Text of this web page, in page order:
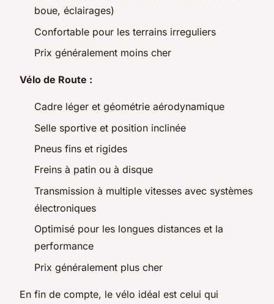
boue, éclairages)
Confortable pour les terrains irreguliers
Prix généralement moins cher
Vélo de Route :
Cadre léger et géométrie aérodynamique
Selle sportive et position inclinée
Pneus fins et rigides
Freins à patin ou à disque
Transmission à multiple vitesses avec systèmes
électroniques
Optimisé pour les longues distances et la
performance
Prix généralement plus cher
En fin de compte, le vélo idéal est celui qui